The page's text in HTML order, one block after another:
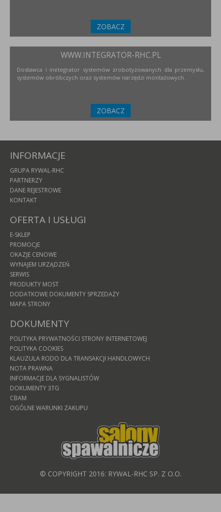
ZOBACZ
WWW.INTEGRATOR-RHC.PL
Dostawca i inetegrator systemów zrobotyzowanych dla przemysłu,
systemów obróbczych oraz systemów narzędzi montażowych.
ZOBACZ
INFORMACJE
GRUPA RYWAL-RHC
PARTNERZY
DANE REJESTROWE
KONTAKT
OFERTA I USŁUGI
E-SKLEP
PROMOCJE
OKAZJE CENOWE
WYNAJEM URZĄDZEŃ
SERWIS
PRODUKTY MOST
DODATKOWE DOKUMENTY SPRZEDAŻY
MAPA STRONY
DOKUMENTY
POLITYKA PRYWATNOŚCI STRONY INTERNETOWEJ
POLITYKA COOKIES
KLAUZULA RODO DLA TRANSAKCJI HANDLOWYCH
NOTA PRAWNA
INFORMACJE DLA SYGNALISTÓW
DOKUMENTY 3TG
CBAM
OGÓLNE WARUNKI ZAKUPU
© COPYRIGHT 2016: RYWAL-RHC SP. Z O.O.